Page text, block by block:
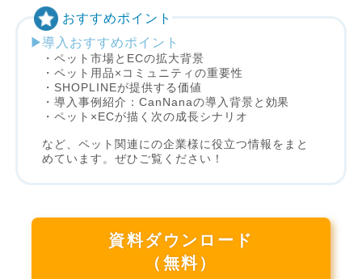
おすすめポイント
導入おすすめポイント
・ペット市場とECの拡大背景
・ペット用品×コミュニティの重要性
・SHOPLINEが提供する価値
・導入事例紹介：CanNanaの導入背景と効果
・ペット×ECが描く次の成長シナリオ
など、ペット関連にの企業様に役立つ情報をまと
めています。ぜひご覧ください！
資料ダウンロード
（無料）